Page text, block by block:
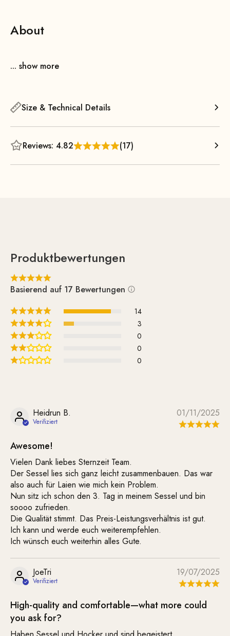
About
... show more
Size & Technical Details
Reviews: 4.82 (17)
Produktbewertungen
Basierend auf 17 Bewertungen
14
3
0
0
0
01/11/2025
Heidrun B.
Awesome!
Vielen Dank liebes Sternzeit Team.
Der Sessel lies sich ganz leicht zusammenbauen. Das war
also auch für Laien wie mich kein Problem.
Nun sitz ich schon den 3. Tag in meinem Sessel und bin
soooo zufrieden.
Die Qualität stimmt. Das Preis-Leistungsverhältnis ist gut.
Ich kann und werde euch weiterempfehlen.
Ich wünsch euch weiterhin alles Gute.
19/07/2025
JoeTri
High-quality and comfortable—what more could
you ask for?